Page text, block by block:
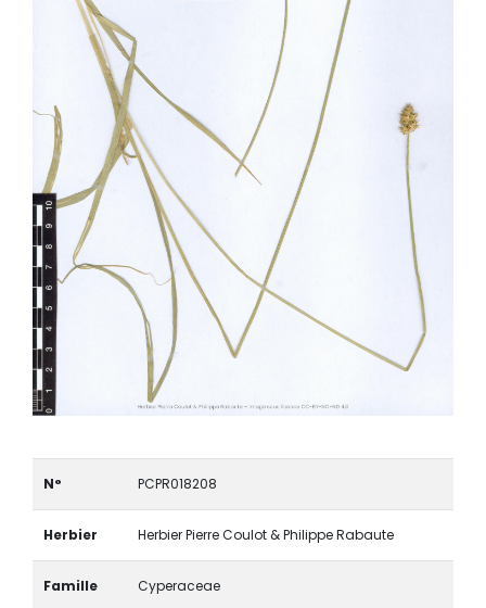
N° PCPR018208
Herbier Herbier Pierre Coulot & Philippe Rabaute
Famille Cyperaceae